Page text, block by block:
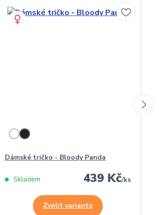
Dámské tričko - Bloody Panda
439 Kč/ks
Skladem
Zvolit variantu